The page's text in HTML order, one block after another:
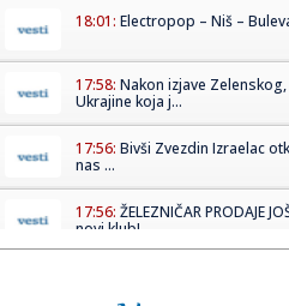
18:01: Electropop – Niš –
17:58: Nakon izjave
Ukrajine koja j...
17:56: Bivši Zvezdin Izraelac
nas ...
17:56: ŽELEZNIČAR PRODAJE
novi klub!